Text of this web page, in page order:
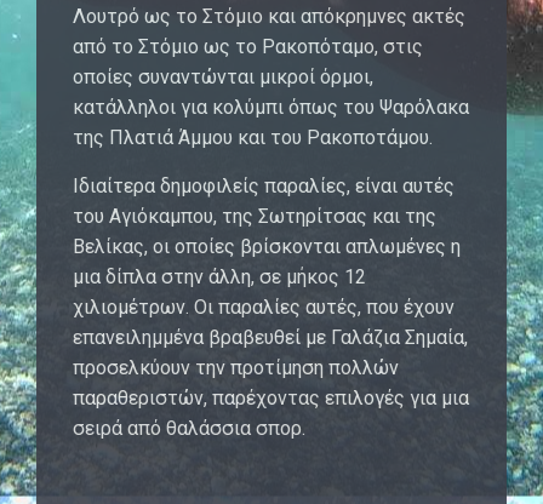
Λουτρό ως το Στόμιο και απόκρημνες ακτές
από το Στόμιο ως το Ρακοπόταμο, στις
οποίες συναντώνται μικροί όρμοι,
κατάλληλοι για κολύμπι όπως του Ψαρόλακα
της Πλατιά Άμμου και του Ρακοποτάμου.
Ιδιαίτερα δημοφιλείς παραλίες, είναι αυτές
του Αγιόκαμπου, της Σωτηρίτσας και της
Βελίκας, οι οποίες βρίσκονται απλωμένες η
μια δίπλα στην άλλη, σε μήκος 12
χιλιομέτρων. Οι παραλίες αυτές, που έχουν
επανειλημμένα βραβευθεί με Γαλάζια Σημαία,
προσελκύουν την προτίμηση πολλών
παραθεριστών, παρέχοντας επιλογές για μια
σειρά από θαλάσσια σπορ.